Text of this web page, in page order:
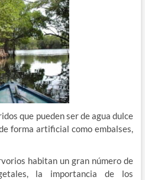
que pueden ser de agua dulce
forma artificial como embalses,
habitan un gran número de
la importancia de los